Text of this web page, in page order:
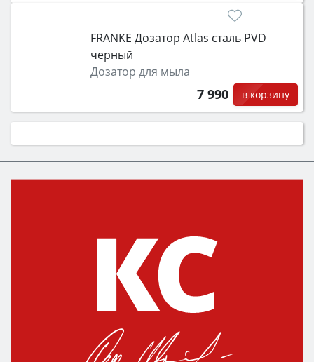
FRANKE Дозатор Atlas сталь PVD
черный
Дозатор для мыла
7 990 в корзину